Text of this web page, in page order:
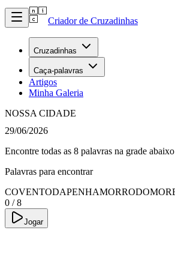
Criador de Cruzadinhas
Cruzadinhas
Caça-palavras
Artigos
Minha Galeria
NOSSA CIDADE
29/06/2026
Encontre todas as 8 palavras na grade abaixo
Palavras para encontrar
COVENTODAPENHA
0 /8
Jogar